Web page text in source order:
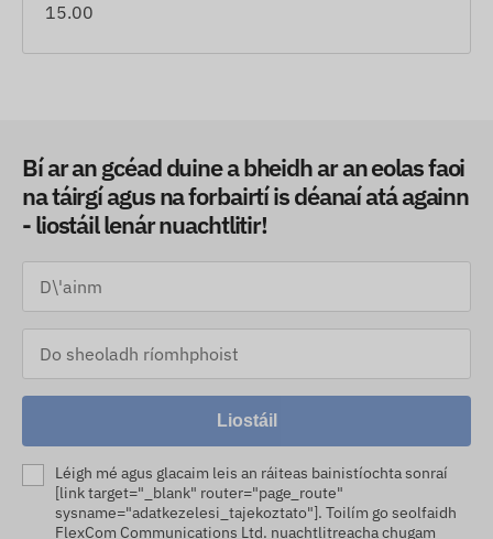
15.00
Bí ar an gcéad duine a bheidh ar an eolas faoi
na táirgí agus na forbairtí is déanaí atá againn
- liostáil lenár nuachtlitir!
Liostáil
Léigh mé agus glacaim leis an ráiteas bainistíochta sonraí
[link target="_blank" router="page_route"
sysname="adatkezelesi_tajekoztato"]. Toilím go seolfaidh
FlexCom Communications Ltd. nuachtlitreacha chugam